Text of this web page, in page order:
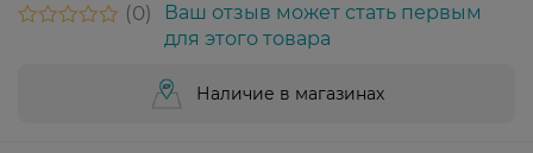
0
Ваш отзыв может стать первым
для этого товара
Наличие в магазинах